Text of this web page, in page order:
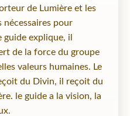
de Lumière et les
pour
guide explique, il
de la force du groupe
valeurs humaines. Le
du Divin, il reçoit du
le guide a la vision, la